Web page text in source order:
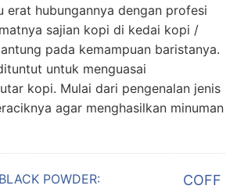
erat hubungannya dengan profesi
sajian kopi di kedai kopi /
pada kemampuan baristanya.
untuk menguasai
kopi. Mulai dari pengenalan jenis
agar menghasilkan minuman
COFF